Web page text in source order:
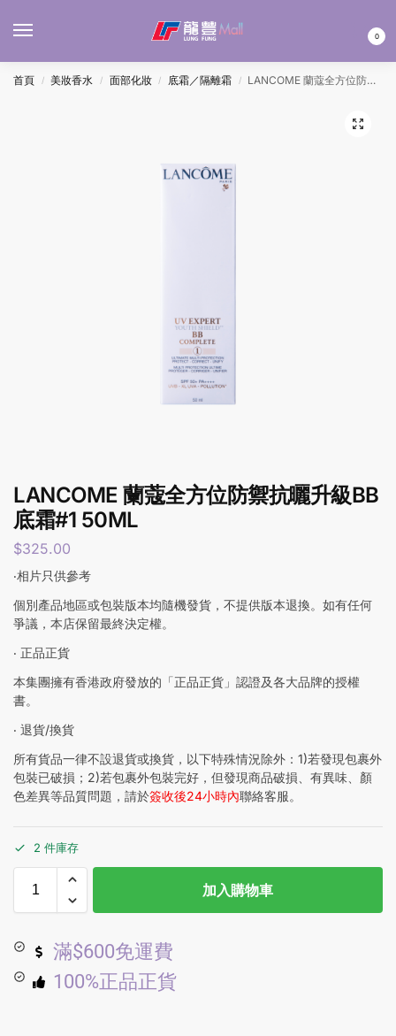
0
首頁 / 美妝香水 / 面部化妝 / 底霜／隔離霜 / LANCOME 蘭蔻全方位防禦抗曬升級BB底霜#1 50ML
LANCOME 蘭蔻全方位防禦抗曬升級BB
底霜#1 50ML
$325.00
‧相片只供參考
個別產品地區或包裝版本均隨機發貨，不提供版本退換。如有任何
爭議，本店保留最終決定權。
‧ 正品正貨
本集團擁有香港政府發放的「正品正貨」認證及各大品牌的授權
書。
‧ 退貨/換貨
所有貨品一律不設退貨或換貨，以下特殊情況除外：1)若發現包裹外
包裝已破損；2)若包裹外包裝完好，但發現商品破損、有異味、顏
色差異等品質問題，請於簽收後24小時內聯絡客服。
2 件庫存
加入購物車
滿$600免運費
100%正品正貨